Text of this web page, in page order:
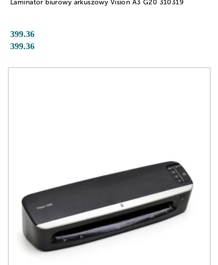
Laminator biurowy arkuszowy Vision A3 G20 310319
399.36
399.36